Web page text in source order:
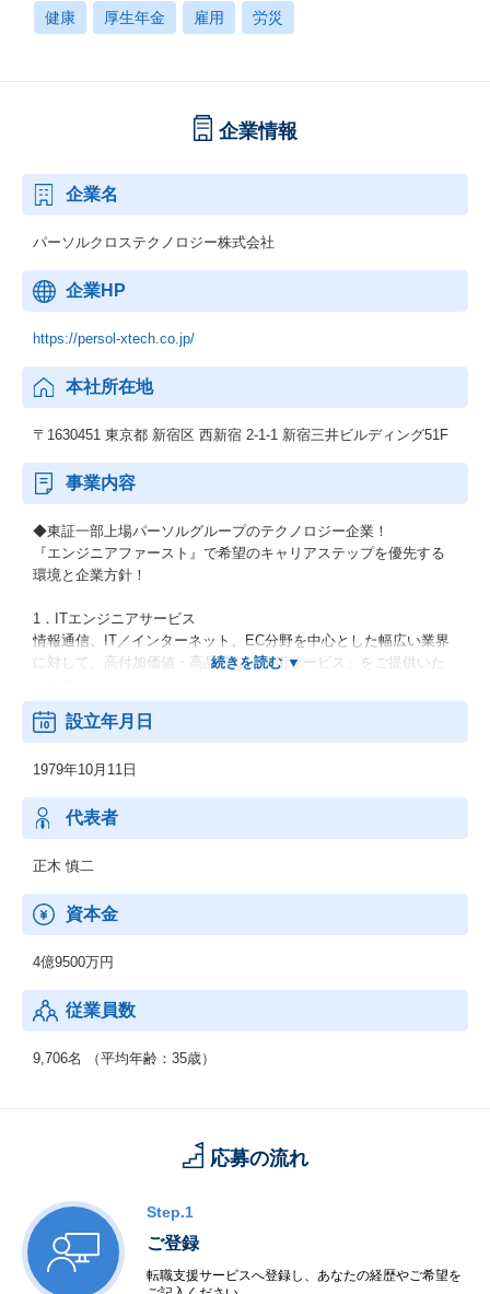
健康 厚生年金 雇用 労災
企業情報
企業名
パーソルクロステクノロジー株式会社
企業HP
https://persol-xtech.co.jp/
本社所在地
〒1630451 東京都 新宿区 西新宿 2-1-1 新宿三井ビルディング51F
事業内容
◆東証一部上場パーソルグループのテクノロジー企業！
『エンジニアファースト』で希望のキャリアステップを優先する
環境と企業方針！
1．ITエンジニアサービス
情報通信、IT／インターネット、EC分野を中心とした幅広い業界
に対して、高付加価値・高品質な「技術サービス」をご提供いた
2．機電エンジニアサービス
ーズに幅広くお応えします。
上流工程から下流工程までご提案いたします。
3．新技術領域 (RPA・セキュリティ等)
RPA、IoT、セキュリティ、MBD、ドローン等の新技術領域へのニ
【男女比】
【年齢構成】
：20代：33％、30代：41％、40代以上：26％
【勤続年数】
：残業平均15.8時間、有給取得率90.0%、育休・産休取得率10
0％、復職率89％※男性も育児休暇取得実績があります。
設立年月日
1979年10月11日
代表者
正木 慎二
資本金
4億9500万円
従業員数
9,706名 （平均年齢：35歳）
応募の流れ
Step.1
ご登録
転職支援サービスへ登録し、あなたの経歴やご希望を